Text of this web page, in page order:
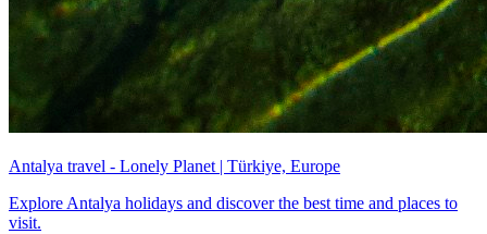
Antalya travel - Lonely Planet | Türkiye, Europe
Explore Antalya holidays and discover the best time and places to
visit.